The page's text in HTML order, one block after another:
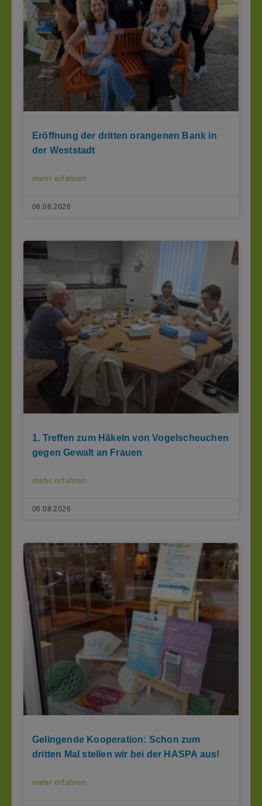
Eröffnung der dritten orangenen Bank in
der Weststadt
mehr erfahren
06.08.2026
1. Treffen zum Häkeln von Vogelscheuchen
gegen Gewalt an Frauen
mehr erfahren
06.08.2026
Gelingende Kooperation: Schon zum
dritten Mal stellen wir bei der HASPA aus!
mehr erfahren